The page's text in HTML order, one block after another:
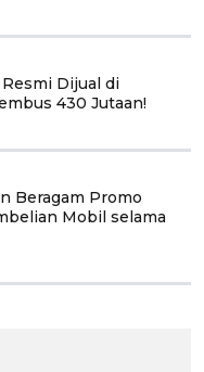
Dijual di
430 Jutaan!
Beragam Promo
Mobil selama